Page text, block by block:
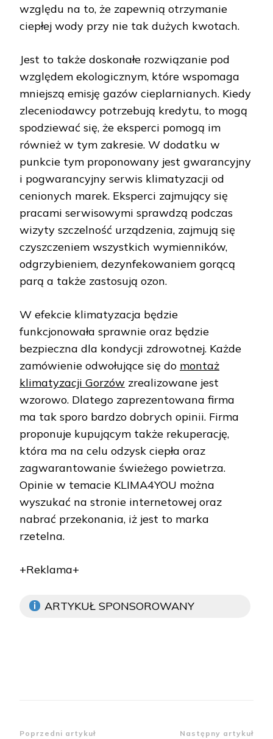
względu na to, że zapewnią otrzymanie
ciepłej wody przy nie tak dużych kwotach.
Jest to także doskonałe rozwiązanie pod
względem ekologicznym, które wspomaga
mniejszą emisję gazów cieplarnianych. Kiedy
zleceniodawcy potrzebują kredytu, to mogą
spodziewać się, że eksperci pomogą im
również w tym zakresie. W dodatku w
punkcie tym proponowany jest gwarancyjny
i pogwarancyjny serwis klimatyzacji od
cenionych marek. Eksperci zajmujący się
pracami serwisowymi sprawdzą podczas
wizyty szczelność urządzenia, zajmują się
czyszczeniem wszystkich wymienników,
odgrzybieniem, dezynfekowaniem gorącą
parą a także zastosują ozon.
W efekcie klimatyzacja będzie
funkcjonowała sprawnie oraz będzie
bezpieczna dla kondycji zdrowotnej. Każde
zamówienie odwołujące się do montaż
klimatyzacji Gorzów zrealizowane jest
wzorowo. Dlatego zaprezentowana firma
ma tak sporo bardzo dobrych opinii. Firma
proponuje kupującym także rekuperację,
która ma na celu odzysk ciepła oraz
zagwarantowanie świeżego powietrza.
Opinie w temacie KLIMA4YOU można
wyszukać na stronie internetowej oraz
nabrać przekonania, iż jest to marka
rzetelna.
+Reklama+
ARTYKUŁ SPONSOROWANY
Poprzedni artykuł Następny artykuł